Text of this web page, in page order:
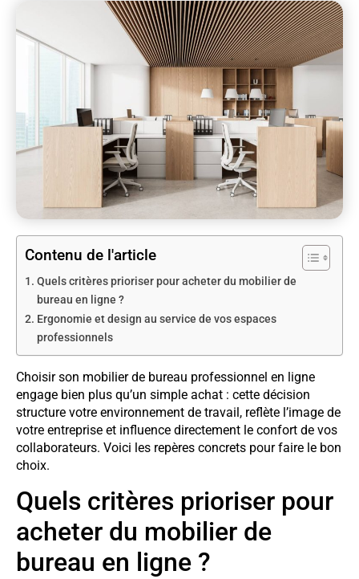
Contenu de l'article
Quels critères prioriser pour acheter du mobilier de
bureau en ligne ?
Ergonomie et design au service de vos espaces
professionnels
Choisir son mobilier de bureau professionnel en ligne
engage bien plus qu’un simple achat : cette décision
structure votre environnement de travail, reflète l’image de
votre entreprise et influence directement le confort de vos
collaborateurs. Voici les repères concrets pour faire le bon
choix.
Quels critères prioriser pour
acheter du mobilier de
bureau en ligne ?